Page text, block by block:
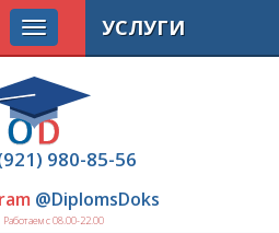
980-85-56
@DiplomsDoks
Работаем с 08.00-22.00
УСЛУГИ